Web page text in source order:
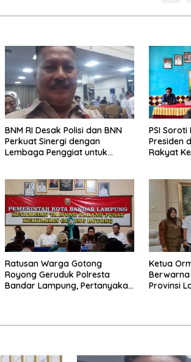
BNM RI Desak Polisi dan BNN
Perkuat Sinergi dengan
Lembaga Penggiat untuk
PSI
Presiden
Rakyat
Ratusan Warga Gotong
Royong Geruduk Polresta
Bandar Lampung, Pertanyakan
Pemalsuan Sporadik Tanah
Ketua
Berwarna
Provinsi